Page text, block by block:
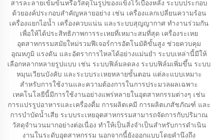
สารละลายเข้มข้นหรือวัสดุในรูปของแข็งไว้เบื้องหลัง ระบบประกอบ
ด้วยองค์ประกอบสำคัญหลายอย่าง เช่น เครื่องแลกเปลี่ยนความร้อน
เครื่องแยกไอน้ำ เครื่องควบแน่น และระบบสุญญากาศ ทำงานร่วมกัน
เพื่อให้ได้ประสิทธิภาพการระเหยที่เหมาะสมที่สุด เครื่องระเหย
อุตสาหกรรมสมัยใหม่รวมฟีเจอร์การอัตโนมัติขั้นสูง ช่วยควบคุม
อุณหภูมิ แรงดัน และอัตราการไหลได้อย่างแม่นยำ ระบบเหล่านี้มีให้
เลือกหลากหลายรูปแบบ เช่น ระบบฟิล์มลดลง ระบบฟิล์มเพิ่มขึ้น ระบบ
หมุนเวียนบังคับ และระบบระเหยหลายขั้นตอน แต่ละแบบเหมาะ
สำหรับการใช้งานและความต้องการในการประมวลผลเฉพาะ
เทคโนโลยีนี้มีการใช้งานอย่างแพร่หลายในอุตสาหกรรมต่างๆ เช่น
การแปรรูปอาหารและเครื่องดื่ม การผลิตเคมี การผลิตเภสัชภัณฑ์ และ
การบำบัดน้ำเสีย ระบบระเหยอุตสาหกรรมสามารถจัดการกับปริมาณ
วัสดุจำนวนมากอย่างต่อเนื่อง ทำให้เป็นสิ่งจำเป็นสำหรับการดำเนิน
งานในระดับอุตสาหกรรม นอกจากนี้ยังออกแบบโดยคำนึงถึง